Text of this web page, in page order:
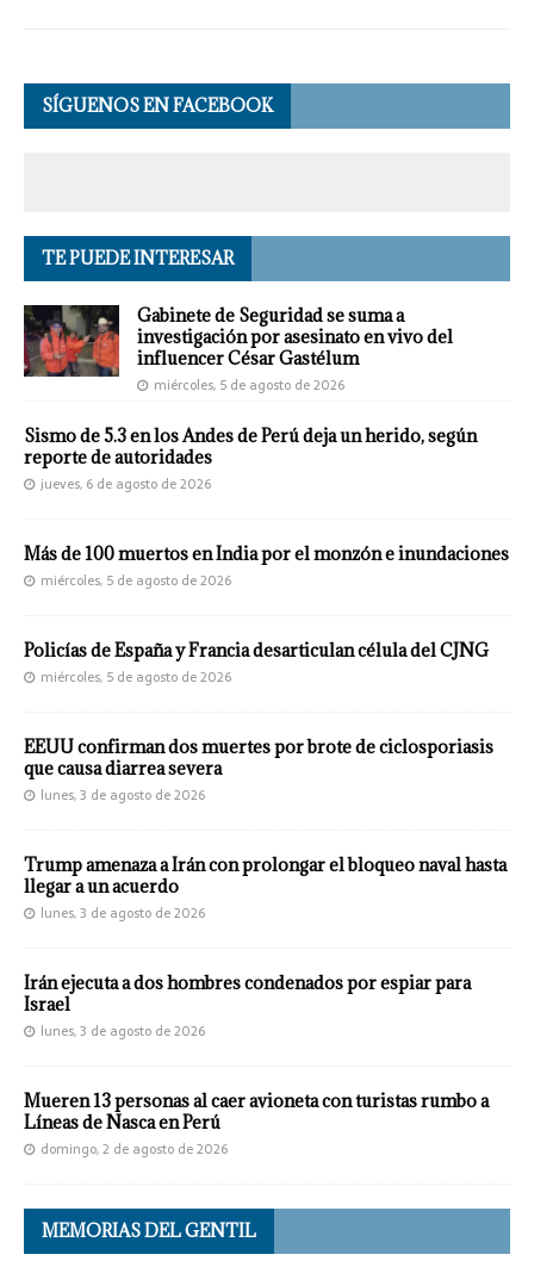
SÍGUENOS EN FACEBOOK
TE PUEDE INTERESAR
Gabinete de Seguridad se suma a
investigación por asesinato en vivo del
influencer César Gastélum
miércoles, 5 de agosto de 2026
Sismo de 5.3 en los Andes de Perú deja un herido, según
reporte de autoridades
jueves, 6 de agosto de 2026
Más de 100 muertos en India por el monzón e inundaciones
miércoles, 5 de agosto de 2026
Policías de España y Francia desarticulan célula del CJNG
miércoles, 5 de agosto de 2026
EEUU confirman dos muertes por brote de ciclosporiasis
que causa diarrea severa
lunes, 3 de agosto de 2026
Trump amenaza a Irán con prolongar el bloqueo naval hasta
llegar a un acuerdo
lunes, 3 de agosto de 2026
Irán ejecuta a dos hombres condenados por espiar para
Israel
lunes, 3 de agosto de 2026
Mueren 13 personas al caer avioneta con turistas rumbo a
Líneas de Nasca en Perú
domingo, 2 de agosto de 2026
MEMORIAS DEL GENTIL